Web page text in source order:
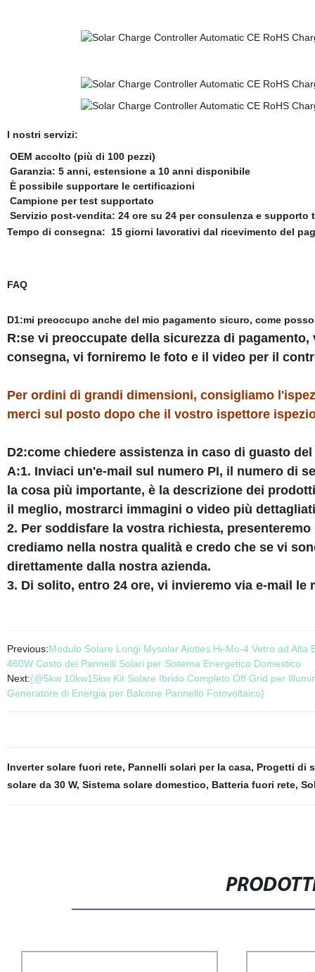
I nostri servizi:
OEM accolto (più di 100 pezzi)
Garanzia: 5 anni, estensione a 10 anni disponibile
È possibile supportare le certificazioni
Campione per test supportato
Servizio post-vendita: 24 ore su 24 per consulenza e supporto
Tempo di consegna:
15 giorni lavorativi dal ricevimento del
FAQ
D1:mi preoccupo anche del mio pagamento sicuro, come
R:se vi preoccupate della sicurezza di
consegna, vi forniremo le foto e il video per il
Per ordini di grandi dimensioni, consigliamo
merci sul posto dopo che il vostro ispettore
D2:come chiedere assistenza in caso di guasto
A:1. Inviaci un'e-mail sul numero PI, il numero di
la cosa più importante, è la descrizione dei
il meglio, mostrarci immagini o video più
2. Per soddisfare la vostra richiesta,
crediamo nella nostra qualità e credo che se vi
direttamente dalla nostra azienda.
3. Di solito, entro 24 ore, vi invieremo via e-mail le
Previous:Modulo Solare Longi Mysolar Aioties Hi-Mo-4 Vetro ad
460W Costo dei Pannelli Solari per Sistema Energetico Domestico
Next:{@5kw 10kw15kw Kit Solare Ibrido Completo Off Grid per
Generatore di Energia per Balcone Pannello Fotovoltaico}
Inverter solare fuori rete, Pannelli solari per la casa, Progetti di
solare da 30 W, Sistema solare domestico, Batteria fuori rete,